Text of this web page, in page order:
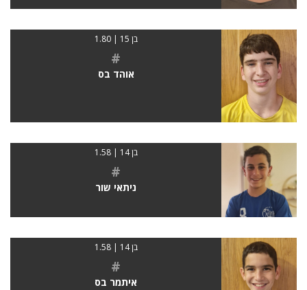
בן 15 | 1.80
#
אוהד בס
בן 14 | 1.58
#
ניתאי שור
בן 14 | 1.58
#
איתמר בס